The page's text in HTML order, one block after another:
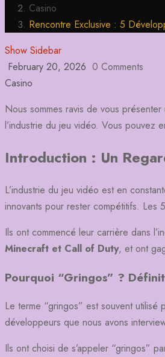
Casino
Rencontre Exclusive : 5
Show Sidebar
February 20, 2026 0 Comments
Casino
Nous sommes ravis de vous
l’industrie du jeu vidéo. Vous pouvez
Introduction : Un
L’industrie du jeu vidéo est en
innovants pour rester compétitifs. Les
Ils ont commencé leur carrière dans
Minecraft et Call of Duty, et ont
Pourquoi “Gringos” ?
Le terme “gringos” est souvent
développeurs que nous avons
Ils ont choisi de s’appeler “gringos”